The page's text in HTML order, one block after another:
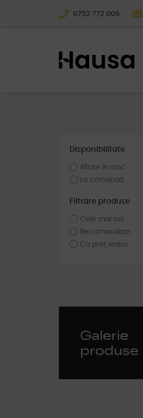
0752 772 006
Disponibilitate
Aflate în stoc
La comandă
Filtrare produse
Cele mai noi
Recomandate
Cu preț redus
Galerie
produse